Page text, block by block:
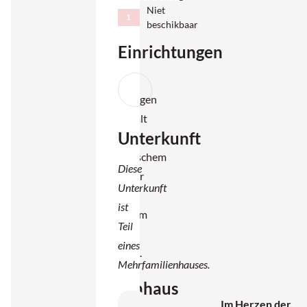
einen
nachhaltigen
Aufenthalt
authentischem
Charakter
modernem
Komfort
genießen.
Ferienhaus
1
Niet
beschikbaar
Einrichtungen
Unterkunft
Diese
Unterkunft
ist
Teil
eines
Mehrfamilienhauses.
Im Herzen der